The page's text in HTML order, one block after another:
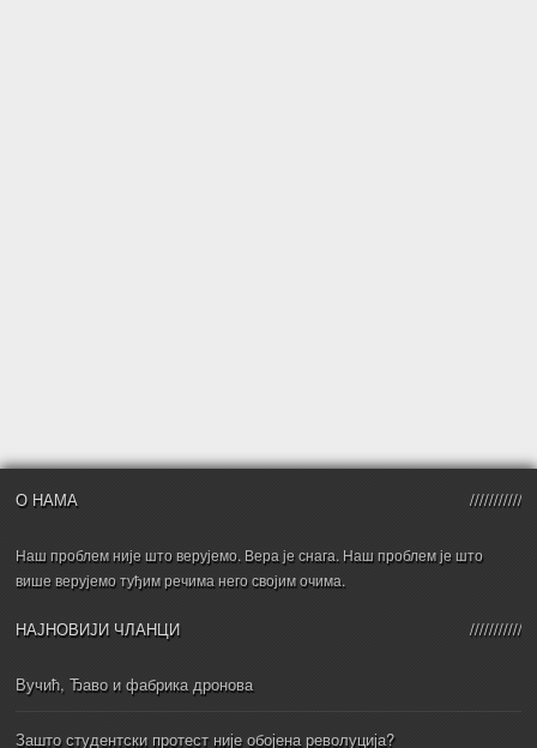
О НАМА
Наш проблем није што верујемо. Вера је снага. Наш проблем је што
више верујемо туђим речима него својим очима.
НАЈНОВИЈИ ЧЛАНЦИ
Вучић, Ђаво и фабрика дронова
Зашто студентски протест није обојена револуција?